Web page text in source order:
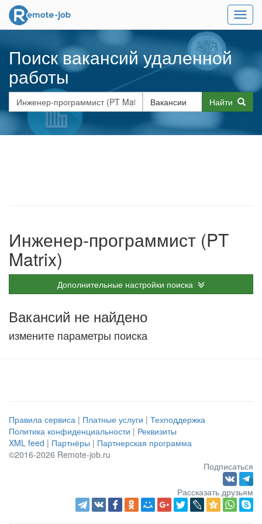
Меню
Поиск вакансий удаленной
работы
Найти
Инженер-программист (PT
Matrix)
Дополнительные настройки поиска
Вакансий не найдено
измените параметры поиска
Правила сервиса | Платные услуги | Техподдержка
Политика конфиденциальности | Реквизиты
XML feed | Партнёры | Партнерская программа
©2016-2026 Remote-job.ru
Подписаться
Рассказать друзьям